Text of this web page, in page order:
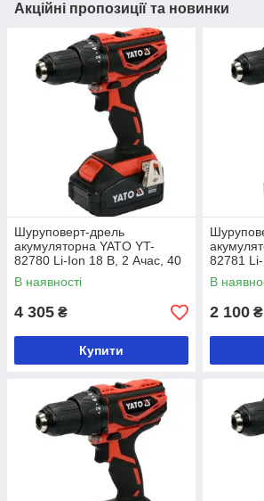
Акційні пропозиції та новинки
Шуруповерт-дрель
акумуляторна YATO YT-
82780 Li-Ion 18 В, 2 Ачас, 40
Нм, ↓13 мм
В наявності
4 305 ₴
Купити
82781
he13 мм
В
2 100 ₴